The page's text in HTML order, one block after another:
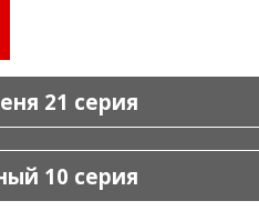
21 серия
10 серия